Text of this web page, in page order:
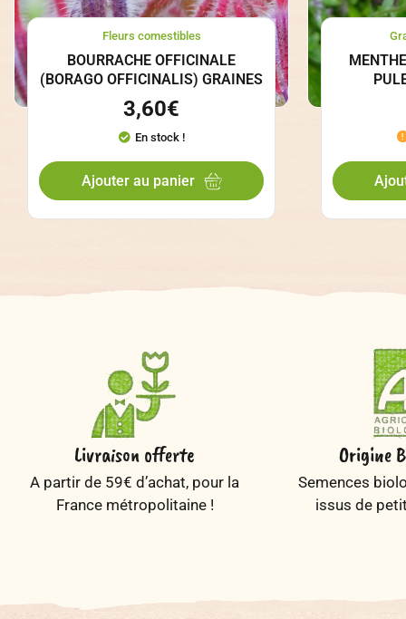
Fleurs comestibles
BOURRACHE OFFICINALE
(BORAGO OFFICINALIS) GRAINES
3,60€
En stock !
Ajouter au panier
Livraison offerte
A partir de 59€ d’achat, pour la
France métropolitaine !
Origine
Semences
issus de